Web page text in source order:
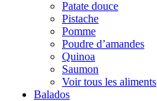
Patate douce
Pistache
Pomme
Poudre d’amandes
Quinoa
Saumon
Voir tous les aliments
Balados